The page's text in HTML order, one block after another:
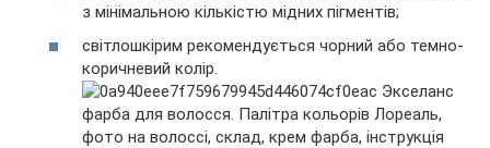
з мінімальною кількістю мідних пігментів;
світлошкірим рекомендується чорний або темно-
коричневий колір.